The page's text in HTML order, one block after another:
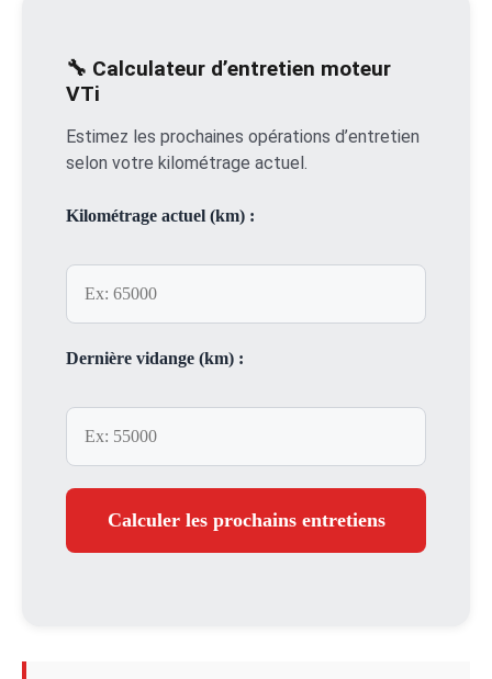
🔧 Calculateur d’entretien moteur
VTi
Estimez les prochaines opérations d’entretien
selon votre kilométrage actuel.
Kilométrage actuel (km) :
Dernière vidange (km) :
Calculer les prochains entretiens